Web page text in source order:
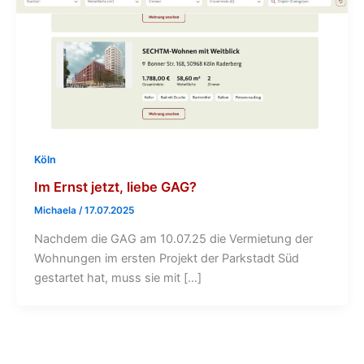
Köln
Im Ernst jetzt, liebe GAG?
Michaela /17.07.2025
Nachdem die GAG am 10.07.25 die Vermietung der
Wohnungen im ersten Projekt der Parkstadt Süd
gestartet hat, muss sie mit […]